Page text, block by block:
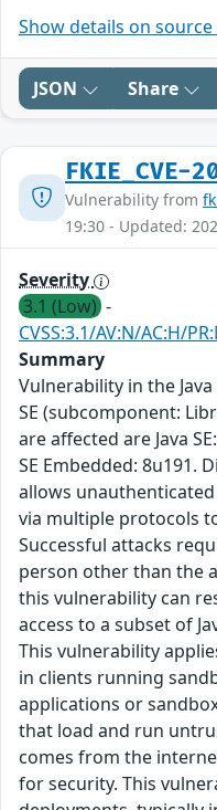
Show details on
JSON Share
FKIE_CVE-
Vulnerability from
19:30 - Updated:
Severity
3.1 (Low) -
CVSS:3.1/AV:N/AC:H/
Summary
Vulnerability in the
SE (subcomponent:
are affected are Java
SE Embedded: 8u191.
allows
via multiple protocols
Successful attacks
person other than the
this vulnerability can
access to a subset of
This vulnerability
in clients running
applications or
that load and run
comes from the
for security. This